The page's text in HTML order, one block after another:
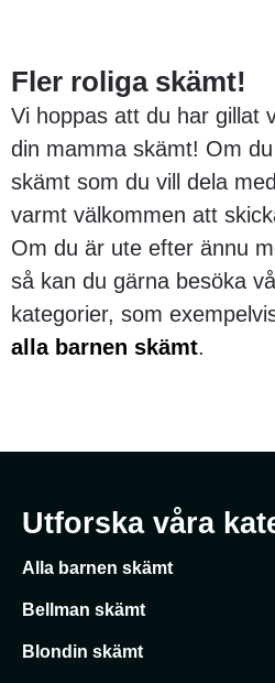
Fler roliga skämt!
Vi hoppas att du har gillat
din mamma skämt! Om
skämt som du vill dela
varmt välkommen att
Om du är ute efter ännu
så kan du gärna besöka
kategorier, som
alla barnen skämt.
Utforska våra
Alla barnen skämt
Bellman skämt
Blondin skämt